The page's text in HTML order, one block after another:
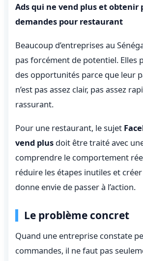
Ads qui ne vend plus et obtenir
demandes pour restaurant
Beaucoup d’entreprises au
pas forcément de potentiel. Elles
des opportunités parce que leur
n’est pas assez clair, pas assez
rassurant.
Pour une restaurant, le sujet
vend plus doit être traité avec
comprendre le comportement
réduire les étapes inutiles et
donne envie de passer à l’action.
Le problème concret
Quand une entreprise constate
commandes, il ne faut pas